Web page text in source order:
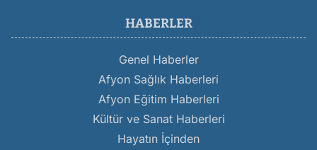
HABERLER
Genel Haberler
Afyon Sağlık Haberleri
Afyon Eğitim Haberleri
Kültür ve Sanat Haberleri
Hayatın İçinden